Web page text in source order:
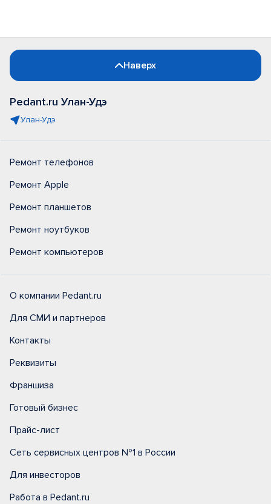
Наверх
Pedant.ru Улан-Удэ
Улан-Удэ
Ремонт телефонов
Ремонт Apple
Ремонт планшетов
Ремонт ноутбуков
Ремонт компьютеров
О компании Pedant.ru
Для СМИ и партнеров
Контакты
Реквизиты
Франшиза
Готовый бизнес
Прайс-лист
Сеть сервисных центров №1 в России
Для инвесторов
Работа в Pedant.ru